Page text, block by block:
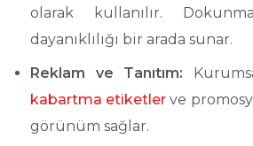
olarak kullanılır.
dayanıklılığı bir arada sunar.
Reklam ve Tanıtım:
kabartma etiketler ve
görünüm sağlar.